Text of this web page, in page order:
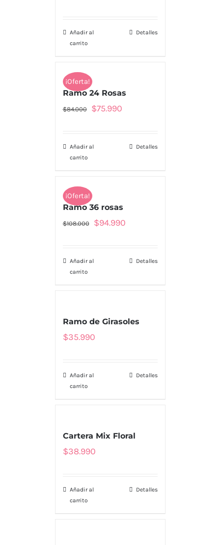
Añadir al
carrito
Detalles
¡Oferta!
Ramo 24 Rosas
$84.000
El
era:
$75.990El
es:
Añadir al
carrito
Detalles
¡Oferta!
Ramo 36 rosas
$108.000
El
era:
$94.990El
es:
Añadir al
carrito
Detalles
Ramo de Girasoles
$35.990
Añadir al
carrito
Detalles
Cartera Mix Floral
$38.990
Añadir al
carrito
Detalles